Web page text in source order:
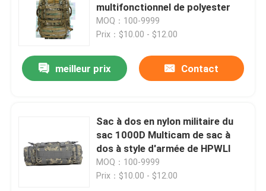
multifonctionnel de polyester
MOQ：100-9999
Prix：$10.00 - $12.00
meilleur prix Contact
Sac à dos en nylon militaire du
sac 1000D Multicam de sac à
dos à style d'armée de HPWLI
MOQ：100-9999
Prix：$10.00 - $12.00